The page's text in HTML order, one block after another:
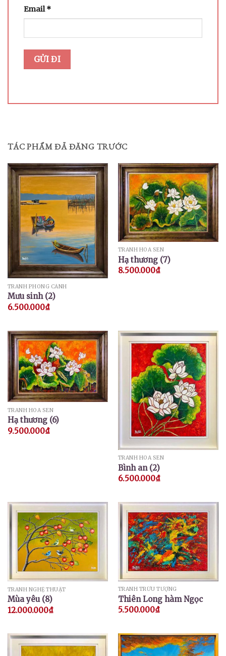
Email*
TÁC PHẨM ĐÃ ĐĂNG TRƯỚC
TRANH PHONG CẢNH
Mưu sinh (2)
6.500.000₫
TRANH HOA SEN
Hạ thương (7)
8.500.000₫
TRANH HOA SEN
Hạ thương (6)
9.500.000₫
TRANH HOA SEN
Bình an (2)
6.500.000₫
TRANH NGHỆ THUẬT
Mùa yêu (8)
12.000.000₫
TRANH TRỪU TƯỢNG
Thiên Long hàm Ngọc
5.500.000₫